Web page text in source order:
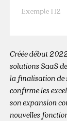
Créée début
solutions SaaS
la finalisation de
confirme les
son expansion
nouvelles
Exemple H2